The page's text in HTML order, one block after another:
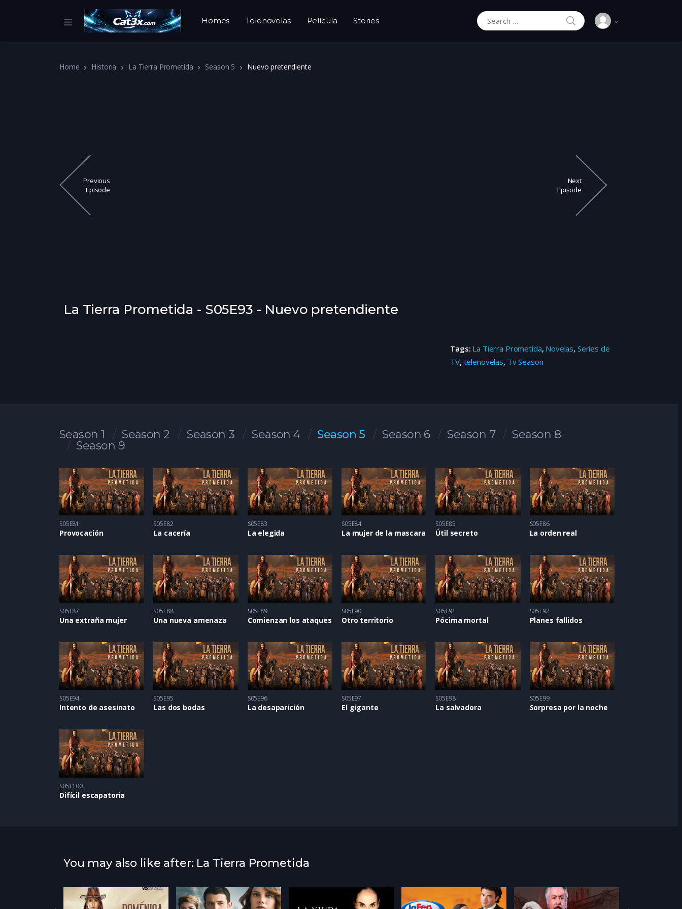
Homes Telenovelas Película Stories
Search for:
SEARCH
Home Historia La Tierra Prometida Season 5 Nuevo pretendiente
Previous
Episode
Next
Episode
La Tierra Prometida - S05E93 - Nuevo pretendiente
Tags: La Tierra Prometida, Novelas, Series de
TV, telenovelas, Tv Season
Season 1 Season 2 Season 3 Season 4 Season 5 Season 6 Season 7
Season 8
Season 9
S05E81
Provocación
S05E82
La cacería
S05E83
La elegida
S05E84
La mujer de la mascara
S05E85
Útil secreto
S05E86
La orden real
S05E87
Una extraña mujer
S05E88
Una nueva amenaza
S05E89
Comienzan los ataques
S05E90
Otro territorio
S05E91
Pócima mortal
S05E92
Planes fallidos
S05E94
Intento de asesinato
S05E95
Las dos bodas
S05E96
La desaparición
S05E97
El gigante
S05E98
La salvadora
S05E99
Sorpresa por la noche
S05E100
Difícil escapatoria
You may also like after: La Tierra Prometida